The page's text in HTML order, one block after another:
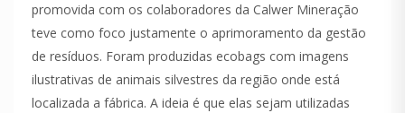
promovida com os colaboradores da Calwer Mineração
teve como foco justamente o aprimoramento da gestão
de resíduos. Foram produzidas ecobags com imagens
ilustrativas de animais silvestres da região onde está
localizada a fábrica. A ideia é que elas sejam utilizadas